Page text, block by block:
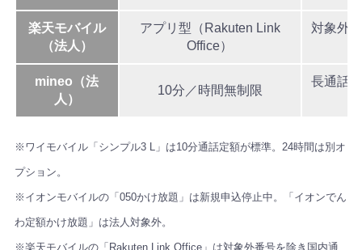
楽天モバイル
（法人）
アプリ型（Rakuten Link
Office）
対象外
mineo（法
人）
10分／時間無制限
長通話
※ワイモバイル「シンプル3 L」は10分通話定額が標準。24時間は別オ
プション。
※イオンモバイルの「050かけ放題」は新規申込停止中。「イオンでん
わ定額かけ放題」は法人対象外。
※楽天モバイルの「Rakuten Link Office」は対象外番号を除き国内通